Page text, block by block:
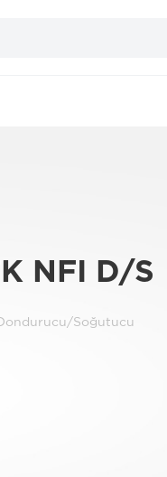
NFI D/S
Soğutucu